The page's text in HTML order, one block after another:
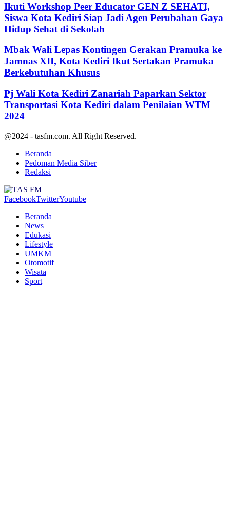
Ikuti Workshop Peer Educator GEN Z SEHATI,
Siswa Kota Kediri Siap Jadi Agen Perubahan Gaya
Hidup Sehat di Sekolah
Mbak Wali Lepas Kontingen Gerakan Pramuka ke
Jamnas XII, Kota Kediri Ikut Sertakan Pramuka
Berkebutuhan Khusus
Pj Wali Kota Kediri Zanariah Paparkan Sektor
Transportasi Kota Kediri dalam Penilaian WTM
2024
@2024 - tasfm.com. All Right Reserved.
Beranda
Pedoman Media Siber
Redaksi
FacebookTwitterYoutube
Beranda
News
Edukasi
Lifestyle
UMKM
Otomotif
Wisata
Sport